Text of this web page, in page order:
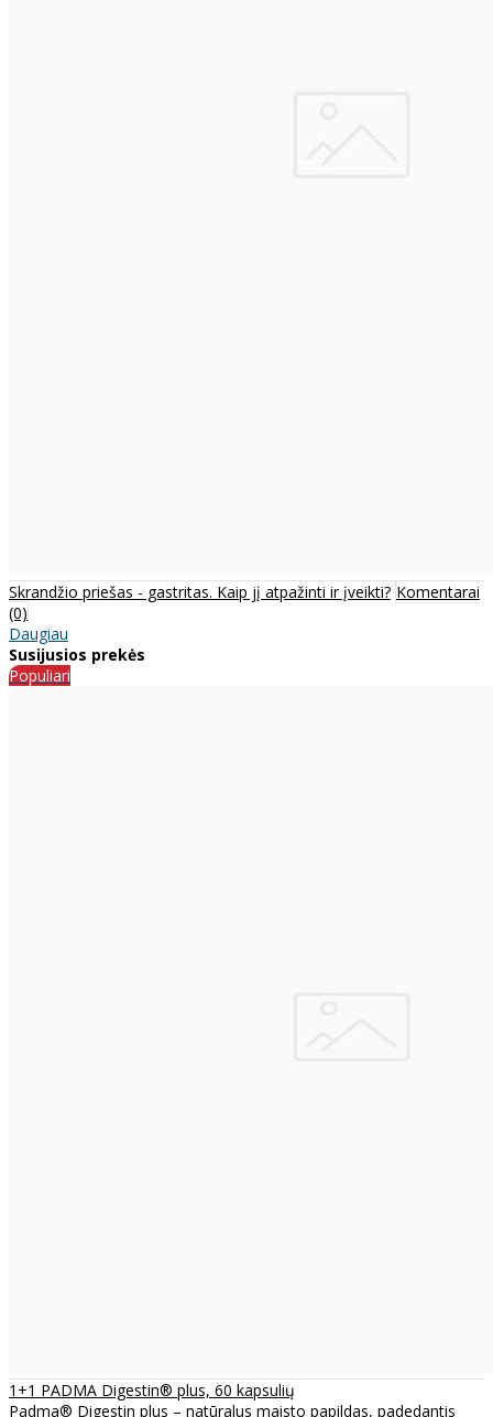
Skrandžio priešas - gastritas. Kaip jį atpažinti ir įveikti? Komentarai
(0)
Daugiau
Susijusios prekės
Populiari
1+1 PADMA Digestin® plus, 60 kapsulių
Padma® Digestin plus – natūralus maisto papildas, padedantis